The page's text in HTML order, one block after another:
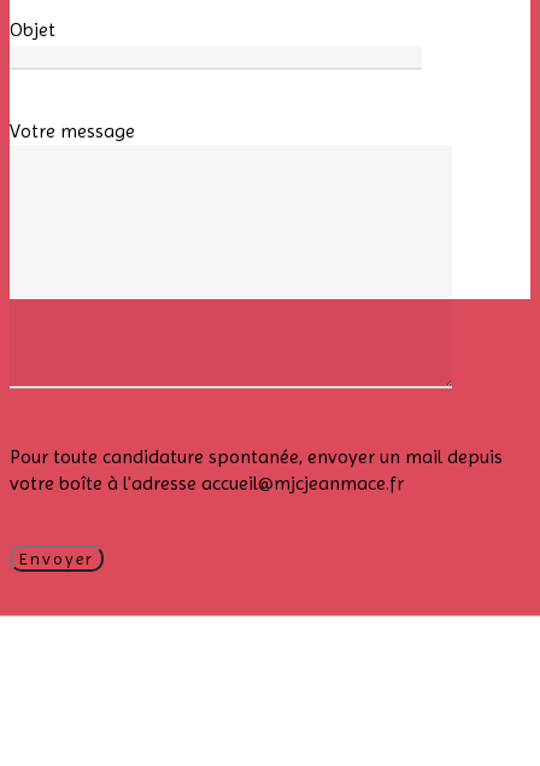
Objet
Votre message
Pour toute candidature spontanée, envoyer un mail depuis
votre boîte à l'adresse accueil@mjcjeanmace.fr